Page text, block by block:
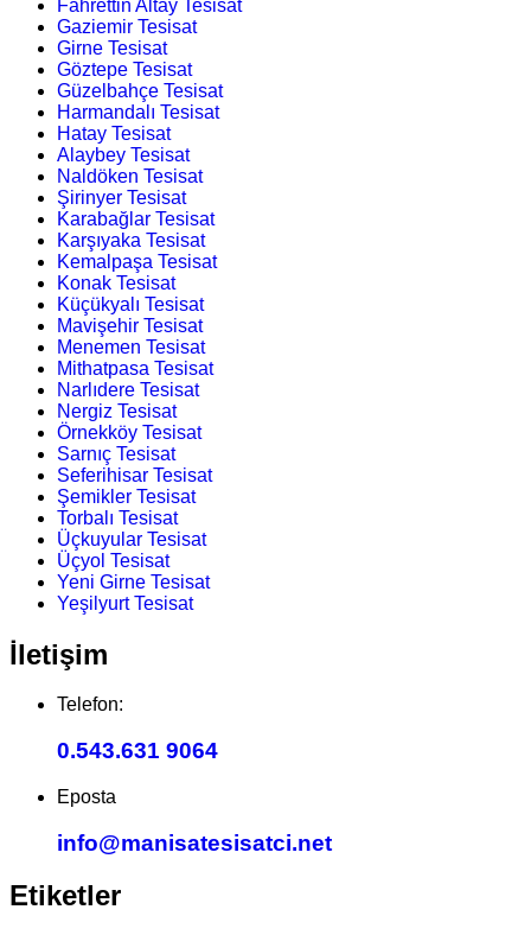
Fahrettin Altay Tesisat
Gaziemir Tesisat
Girne Tesisat
Göztepe Tesisat
Güzelbahçe Tesisat
Harmandalı Tesisat
Hatay Tesisat
Alaybey Tesisat
Naldöken Tesisat
Şirinyer Tesisat
Karabağlar Tesisat
Karşıyaka Tesisat
Kemalpaşa Tesisat
Konak Tesisat
Küçükyalı Tesisat
Mavişehir Tesisat
Menemen Tesisat
Mithatpasa Tesisat
Narlıdere Tesisat
Nergiz Tesisat
Örnekköy Tesisat
Sarnıç Tesisat
Seferihisar Tesisat
Şemikler Tesisat
Torbalı Tesisat
Üçkuyular Tesisat
Üçyol Tesisat
Yeni Girne Tesisat
Yeşilyurt Tesisat
İletişim
Telefon:
0.543.631 9064
Eposta
info@manisatesisatci.net
Etiketler